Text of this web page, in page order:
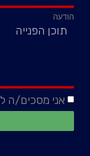
הודעה
אני מסכים/ה ל